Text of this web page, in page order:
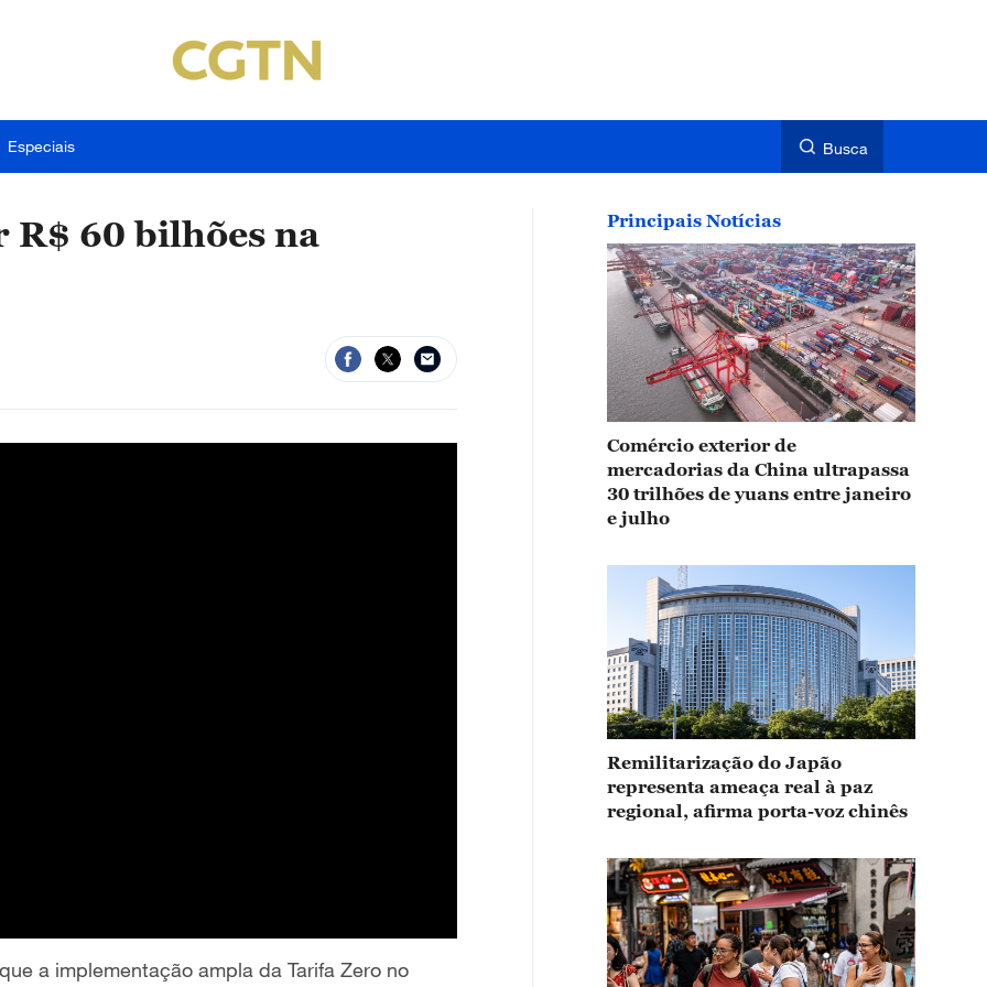
Especiais Busca
60 bilhões na
a implementação ampla da Tarifa Zero no
Principais Notícias
Comércio exterior de
mercadorias da China ultrapassa
30 trilhões de yuans entre janeiro
e julho
Remilitarização do Japão
representa ameaça real à paz
regional, afirma porta-voz chinês